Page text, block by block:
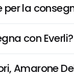
la
con Everli?
Amarone